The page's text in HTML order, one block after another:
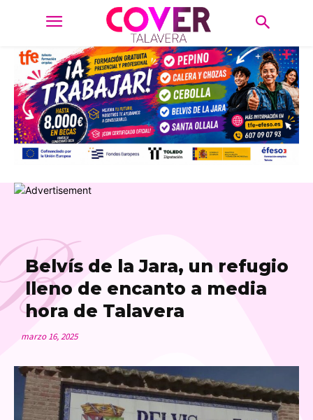
Belvís de la Jara, un refugio
lleno de encanto a media
hora de Talavera
marzo 16, 2025